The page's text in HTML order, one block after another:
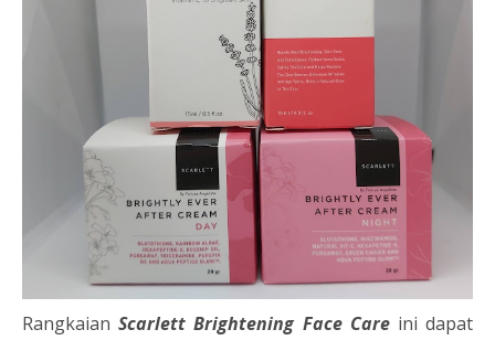
RangkaianScarlett Brightening Face Care ini dapat